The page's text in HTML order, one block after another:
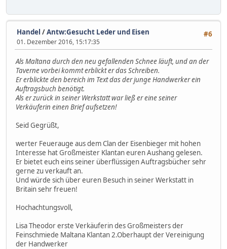
#6
Handel /Antw:Gesucht Leder und Eisen
01. Dezember 2016, 15:17:35
Als Maltana durch den neu gefallenden Schnee läuft, und an der
Taverne vorbei kommt erblickt er das Schreiben.
Er erblickte den bereich im Text das der junge Handwerker ein
Auftragsbuch benötigt.
Als er zurück in seiner Werkstatt war ließ er eine seiner
Verkäuferin einen Brief aufsetzen!
Seid Gegrüßt,
werter Feuerauge aus dem Clan der Eisenbieger mit hohen
Interesse hat Großmeister Klantan euren Aushang gelesen.
Er bietet euch eins seiner überflüssigen Auftragsbücher sehr
gerne zu verkauft an.
Und würde sich über euren Besuch in seiner Werkstatt in
Britain sehr freuen!
Hochachtungsvoll,
Lisa Theodor erste Verkäuferin des Großmeisters der
Feinschmiede Maltana Klantan 2.Oberhaupt der Vereinigung
der Handwerker